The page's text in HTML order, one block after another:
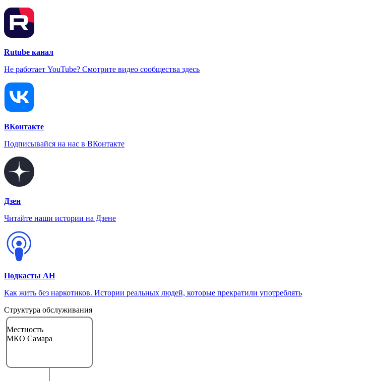
Rutube канал
Не работает YouTube? Смотрите видео сообщества здесь
ВКонтакте
Подписывайся на нас в ВКонтакте
Дзен
Читайте наши истории на Дзене
Подкасты АН
Как жить без наркотиков. Истории реальных людей, которые прекратили употреблять
Структура обслуживания
Местность
МКО Самара